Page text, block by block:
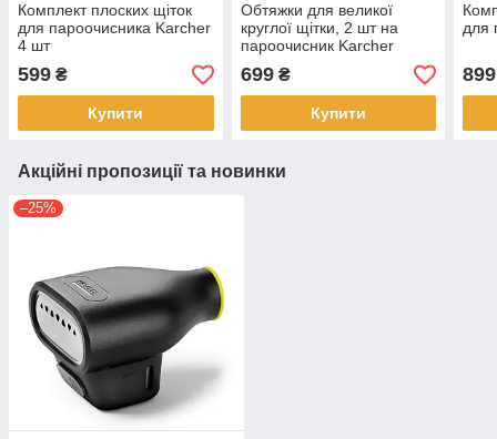
Комплект плоских щіток
для пароочисника Karcher
4 шт
599 ₴
Купити
Обтяжки для великої
круглої щітки, 2 шт на
пароочисник Karcher
699₴
Купити
для
899
Акційні пропозиції та новинки
–25%